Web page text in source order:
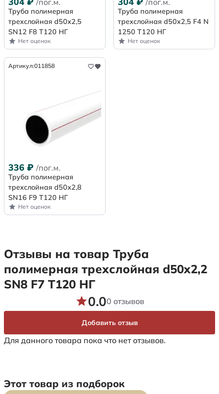
Труба полимерная
трехслойная d50х2,5
SN12 F8 Т120 НГ
Нет оценок
Труба полимерная
трехслойная d50x2,5 F4 N
1250 Т120 НГ
Нет оценок
Артикул:011858
336 ₽ /пог.м.
Труба полимерная
трехслойная d50х2,8
SN16 F9 Т120 НГ
Нет оценок
Отзывы на товар Труба
полимерная трехслойная d50х2,2
SN8 F7 Т120 НГ
Для данного товара пока что нет отзывов.
0.00 отзывов
Добавить отзыв
Этот товар из подборок